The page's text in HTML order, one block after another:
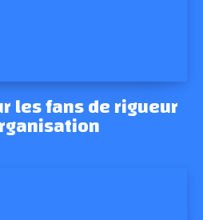
les fans de rigueur